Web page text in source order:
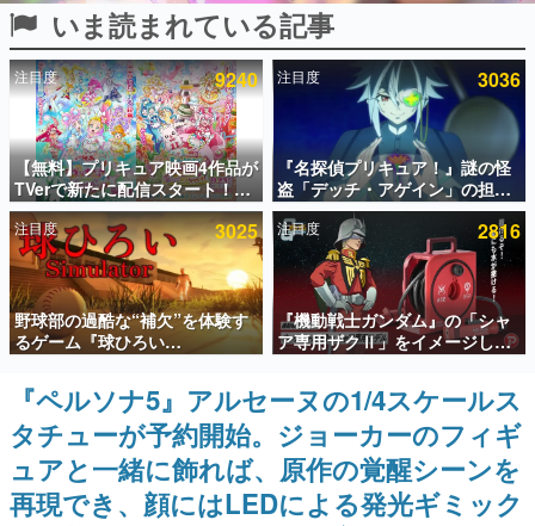
ピックアップ
電ファミのいま読まれている記事ランキング
アプリセール情報
インタビュー
連載・特集一覧
殿堂入り記事
SNS拡散数が数千以上！ ページビュー数万以上！ などな
ど。多くの人々に読まれた、電ファミ渾身の“殿堂入り”記
事をまとめました。
ゲームの企画書
名作ゲームクリエイターの方々に製作時のエピソードをお
聞きし、ヒットする企画（ゲーム）とは何か？を探ってい
きます。
赫本
この物語を解いてはいけない。『赫本』は、〈試験問題〉
いま読まれている記事
注目度 9240
【無料】プリキュア映画4作品が
TVerで新たに配信スタート！な
んと2018年～2024年の映画ほぼ
すべてが見放題に、ぶっちゃけ
ありえないラインナップ
注目度 3036
『名探偵プリキュア！』謎の怪
盗「デッチ・アゲイン」の担当
キャストは天﨑滉平さんと判
明。『Re:ゼロから始める異世
界生活』オットー役、『ヒプノ
シスマイク』山田三郎役など
注目度 3025
野球部の過酷な“補欠”を体験す
るゲーム『球ひろい
Simulator』が「1件」のウィッ
シュリストをもとにチェコ語に
対応しSNSで話題に。『キング
ダム・カム』開発元やチェコの
プロ野球選手から称賛の声
注目度 2816
『機動戦士ガンダム』の「シャ
ア専用ザクⅡ」をイメージした
散水ホースリールが予約開始。
ークやジオン公国軍のエンブレ
ム、型式番号などを配置
『ペルソナ5』アルセーヌの1/4スケールス
タチューが予約開始。ジョーカーのフィギ
ュアと一緒に飾れば、原作の覚醒シーンを
再現でき、顔にはLEDによる発光ギミック